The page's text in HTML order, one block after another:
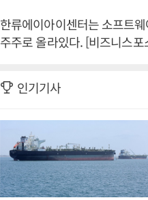
한류에이아이센터는 소프트
주주로 올라있다. [비즈니스
인기기사